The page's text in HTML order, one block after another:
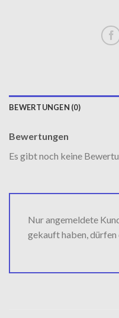
BEWERTUNGEN (0)
Bewertungen
Es gibt noch keine
Nur angemeldete
gekauft haben,